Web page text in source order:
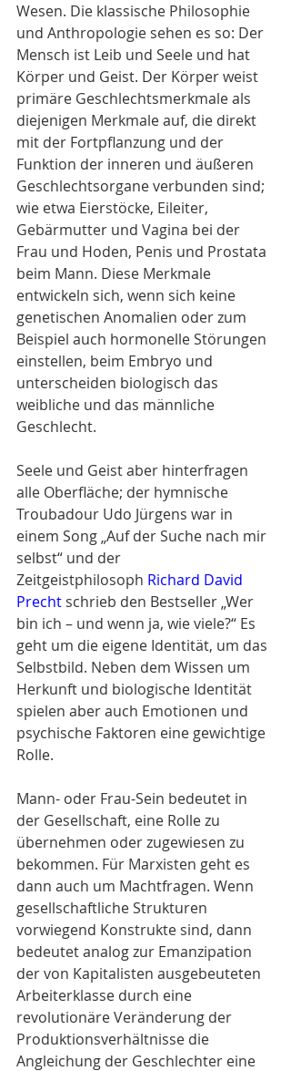
Wesen. Die klassische Philosophie
und Anthropologie sehen es so: Der
Mensch ist Leib und Seele und hat
Körper und Geist. Der Körper weist
primäre Geschlechtsmerkmale als
diejenigen Merkmale auf, die direkt
mit der Fortpflanzung und der
Funktion der inneren und äußeren
Geschlechtsorgane verbunden sind;
wie etwa Eierstöcke, Eileiter,
Gebärmutter und Vagina bei der
Frau und Hoden, Penis und Prostata
beim Mann. Diese Merkmale
entwickeln sich, wenn sich keine
genetischen Anomalien oder zum
Beispiel auch hormonelle Störungen
einstellen, beim Embryo und
unterscheiden biologisch das
weibliche und das männliche
Geschlecht.
Seele und Geist aber hinterfragen
alle Oberfläche; der hymnische
Troubadour Udo Jürgens war in
einem Song „Auf der Suche nach mir
selbst“ und der
Zeitgeistphilosoph Richard David
Precht schrieb den Bestseller „Wer
bin ich – und wenn ja, wie viele?“ Es
geht um die eigene Identität, um das
Selbstbild. Neben dem Wissen um
Herkunft und biologische Identität
spielen aber auch Emotionen und
psychische Faktoren eine gewichtige
Rolle.
Mann- oder Frau-Sein bedeutet in
der Gesellschaft, eine Rolle zu
übernehmen oder zugewiesen zu
bekommen. Für Marxisten geht es
dann auch um Machtfragen. Wenn
gesellschaftliche Strukturen
vorwiegend Konstrukte sind, dann
bedeutet analog zur Emanzipation
der von Kapitalisten ausgebeuteten
Arbeiterklasse durch eine
revolutionäre Veränderung der
Produktionsverhältnisse die
Angleichung der Geschlechter eine